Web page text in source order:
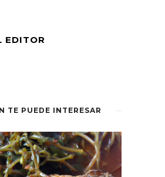
Bustillos
se maceran con el jugo
y una pizca de
EDITOR
TE PUEDE INTERESAR